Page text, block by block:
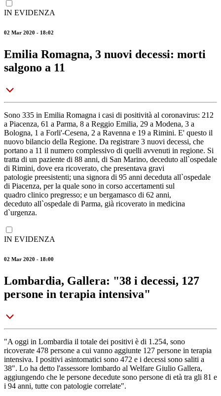
IN EVIDENZA
02 Mar 2020 - 18:02
Emilia Romagna, 3 nuovi decessi: morti
salgono a 11
Sono 335 in Emilia Romagna i casi di positività al coronavirus: 212
a Piacenza, 61 a Parma, 8 a Reggio Emilia, 29 a Modena, 3 a
Bologna, 1 a Forli'-Cesena, 2 a Ravenna e 19 a Rimini. E' questo il
nuovo bilancio della Regione. Da registrare 3 nuovi decessi, che
portano a 11 il numero complessivo di quelli avvenuti in regione. Si
tratta di un paziente di 88 anni, di San Marino, deceduto all`ospedale
di Rimini, dove era ricoverato, che presentava gravi
patologie preesistenti; una signora di 95 anni deceduta all`ospedale
di Piacenza, per la quale sono in corso accertamenti sul
quadro clinico pregresso; e un bergamasco di 62 anni,
deceduto all`ospedale di Parma, già ricoverato in medicina
d`urgenza.
IN EVIDENZA
02 Mar 2020 - 18:00
Lombardia, Gallera: "38 i decessi, 127
persone in terapia intensiva"
"A oggi in Lombardia il totale dei positivi è di 1.254, sono
ricoverate 478 persone a cui vanno aggiunte 127 persone in terapia
intensiva. I positivi asintomatici sono 472 e i decessi sono saliti a
38". Lo ha detto l'assessore lombardo al Welfare Giulio Gallera,
aggiungendo che le persone decedute sono persone di età tra gli 81 e
i 94 anni, tutte con patologie correlate".